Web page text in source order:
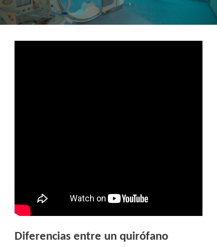
Diferencias entre un quirófano